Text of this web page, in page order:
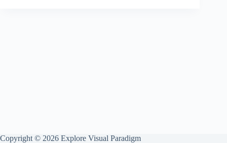
Copyright © 2026 Explore Visual Paradigm